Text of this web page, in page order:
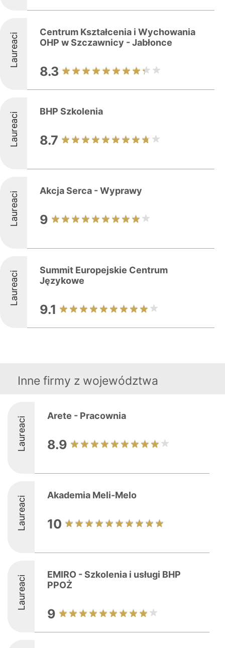
Laureaci
Centrum Kształcenia i Wychowania
OHP w Szczawnicy - Jabłonce
8.3
Laureaci BHP Szkolenia
8.7
Laureaci Akcja Serca - Wyprawy
9
Laureaci
Summit Europejskie Centrum
Językowe
9.1
Inne firmy z województwa
Laureaci Arete - Pracownia
8.9
Laureaci Akademia Meli-Melo
10
Laureaci
EMIRO - Szkolenia i usługi BHP
PPOŻ
9